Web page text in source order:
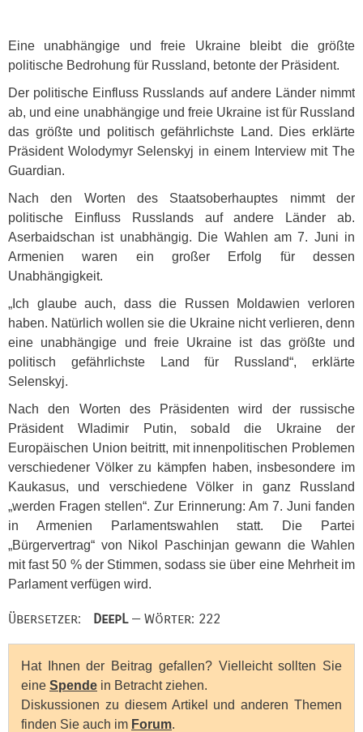
Eine unabhängige und freie Ukraine bleibt die größte
politische Bedrohung für Russland, betonte der Präsident.
Der politische Einfluss Russlands auf andere Länder nimmt
ab, und eine unabhängige und freie Ukraine ist für Russland
das größte und politisch gefährlichste Land. Dies erklärte
Präsident Wolodymyr Selenskyj in einem Interview mit The
Guardian.
Nach den Worten des Staatsoberhauptes nimmt der
politische Einfluss Russlands auf andere Länder ab.
Aserbaidschan ist unabhängig. Die Wahlen am 7. Juni in
Armenien waren ein großer Erfolg für dessen
Unabhängigkeit.
„Ich glaube auch, dass die Russen Moldawien verloren
haben. Natürlich wollen sie die Ukraine nicht verlieren, denn
eine unabhängige und freie Ukraine ist das größte und
politisch gefährlichste Land für Russland“, erklärte
Selenskyj.
Nach den Worten des Präsidenten wird der russische
Präsident Wladimir Putin, sobald die Ukraine der
Europäischen Union beitritt, mit innenpolitischen Problemen
verschiedener Völker zu kämpfen haben, insbesondere im
Kaukasus, und verschiedene Völker in ganz Russland
„werden Fragen stellen“. Zur Erinnerung: Am 7. Juni fanden
in Armenien Parlamentswahlen statt. Die Partei
„Bürgervertrag“ von Nikol Paschinjan gewann die Wahlen
mit fast 50 % der Stimmen, sodass sie über eine Mehrheit im
Parlament verfügen wird.
Übersetzer: DeepL— Wörter: 222
Hat Ihnen der Beitrag gefallen? Vielleicht sollten Sie
eine Spende in Betracht ziehen.
Diskussionen zu diesem Artikel und anderen Themen
finden Sie auch im Forum.